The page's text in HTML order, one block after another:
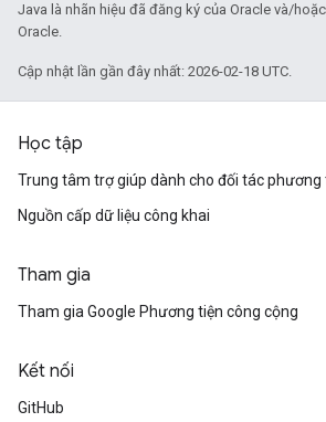
Java là nhãn hiệu đã đăng ký của Oracle và/
Oracle.
Cập nhật lần gần đây nhất: 2026-02-18 UTC.
Học tập
Trung tâm trợ giúp dành cho đối tác phương
Nguồn cấp dữ liệu công khai
Tham gia
Tham gia Google Phương tiện công cộng
Kết nối
GitHub